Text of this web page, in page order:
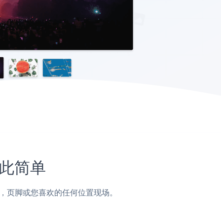
简单
脚或您喜欢的任何位置现场。